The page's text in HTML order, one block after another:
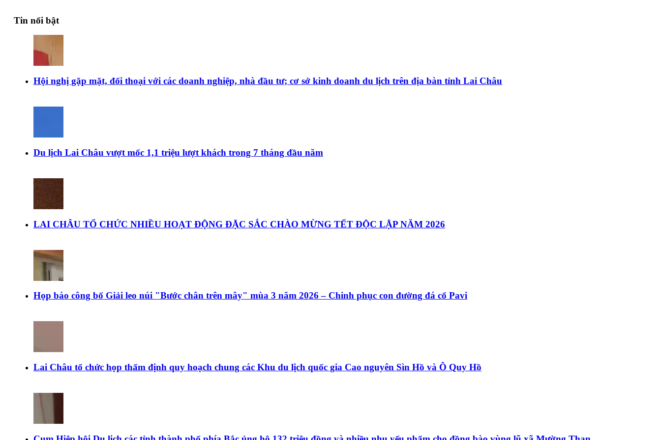
Tin nổi bật
Hội nghị gặp mặt, đối thoại với các doanh nghiệp, nhà đầu tư; cơ sở kinh doanh du lịch trên địa bàn tỉnh Lai Châu
Du lịch Lai Châu vượt mốc 1,1 triệu lượt khách trong 7 tháng đầu năm
LAI CHÂU TỔ CHỨC NHIỀU HOẠT ĐỘNG ĐẶC SẮC CHÀO MỪNG TẾT ĐỘC LẬP NĂM 2026
Họp báo công bố Giải leo núi "Bước chân trên mây" mùa 3 năm 2026 – Chinh phục con đường đá cổ Pavi
Lai Châu tổ chức họp thẩm định quy hoạch chung các Khu du lịch quốc gia Cao nguyên Sìn Hồ và Ô Quy Hồ